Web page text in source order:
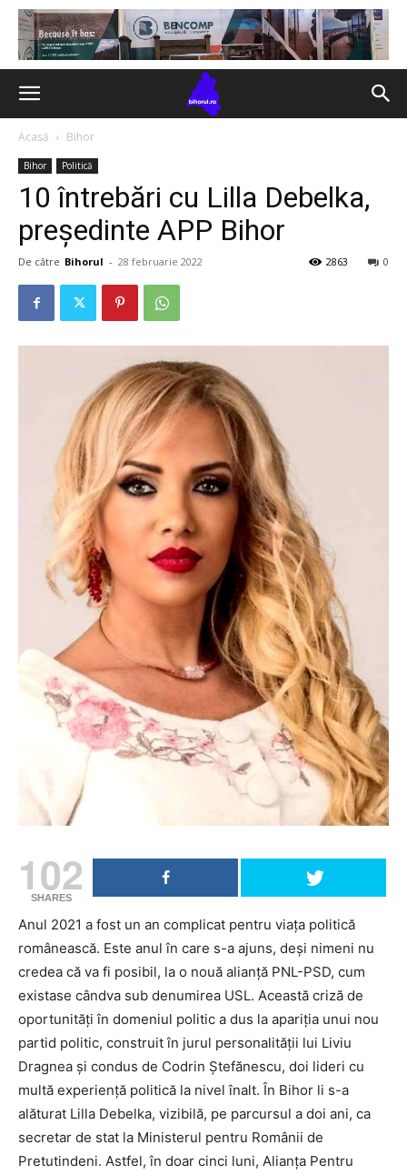
Acasă Bihor
Bihor Politică
10 întrebări cu Lilla Debelka,
președinte APP Bihor
De către Bihorul - 28 februarie 2022 0
2863
102
SHARES
Anul 2021 a fost un an complicat pentru viața politică
românească. Este anul în care s-a ajuns, deși nimeni nu
credea că va fi posibil, la o nouă alianță PNL-PSD, cum
existase cândva sub denumirea USL. Această criză de
oportunități în domeniul politic a dus la apariția unui nou
partid politic, construit în jurul personalității lui Liviu
Dragnea și condus de Codrin Ștefănescu, doi lideri cu
multă experiență politică la nivel înalt. În Bihor li s-a
alăturat Lilla Debelka, vizibilă, pe parcursul a doi ani, ca
secretar de stat la Ministerul pentru Românii de
Pretutindeni. Astfel, în doar cinci luni, Alianța Pentru